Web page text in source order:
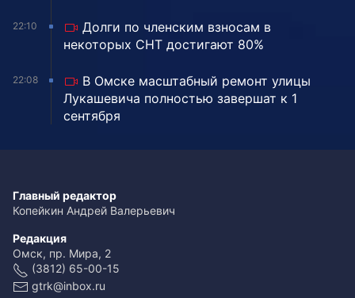
22:10
Долги по членским взносам в
некоторых СНТ достигают 80%
22:08
В Омске масштабный ремонт улицы
Лукашевича полностью завершат к 1
сентября
Главный редактор
Копейкин Андрей Валерьевич
Редакция
Омск, пр. Мира, 2
(3812) 65-00-15
gtrk@inbox.ru